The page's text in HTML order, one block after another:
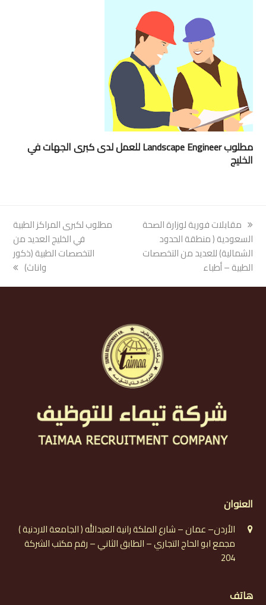
مطلوب Landscape Engineer للعمل لدى كبرى الجهات في
الخليج
previous
post:
مقابلات فورية لوزارة الصحة
السعودية ( منطقة الحدود
الشمالية) للعديد من التخصصات
الطبية – أطباء
next
مطلوب لكبرى المراكز الطبية
في الخليج العديد من
التخصصات الطبية (ذكور
واناث)
العنوان
الأردن– عمان – شارع الملكة رانية العبدالله ( الجامعة الاردنية )
مجمع ابو الحاج التجاري – الطابق الثاني – رقم مكتب الشركة
204
هاتف